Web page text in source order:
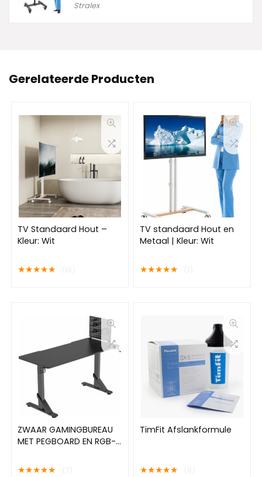
Stralex
Gerelateerde Producten
TV Standaard Hout –
Kleur: Wit
★★★★★
TV standaard Hout en
Metaal | Kleur: Wit
★★★★★
ZWAAR GAMINGBUREAU
MET PEGBOARD EN RGB-
★★★★★
TimFit Afslankformule
★★★★★